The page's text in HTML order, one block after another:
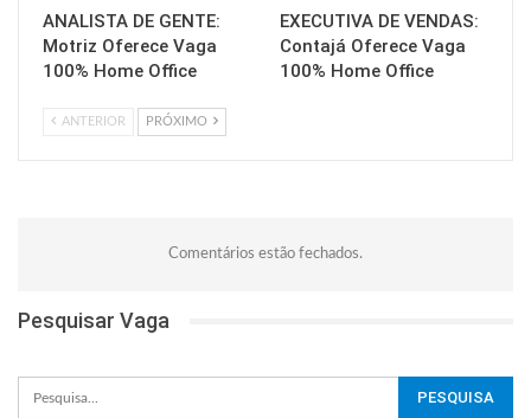
ANALISTA DE GENTE:
Motriz Oferece Vaga
100% Home Office
EXECUTIVA DE VENDAS:
Contajá Oferece Vaga
100% Home Office
ANTERIOR PRÓXIMO
Comentários estão fechados.
Pesquisar Vaga